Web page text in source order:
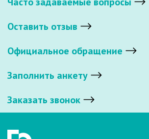
Оставить отзыв
Официальное обращение
Заполнить анкету
Заказать звонок